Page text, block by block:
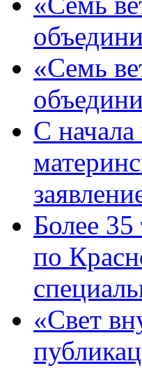
«Семь
С
Более
по
«Свет